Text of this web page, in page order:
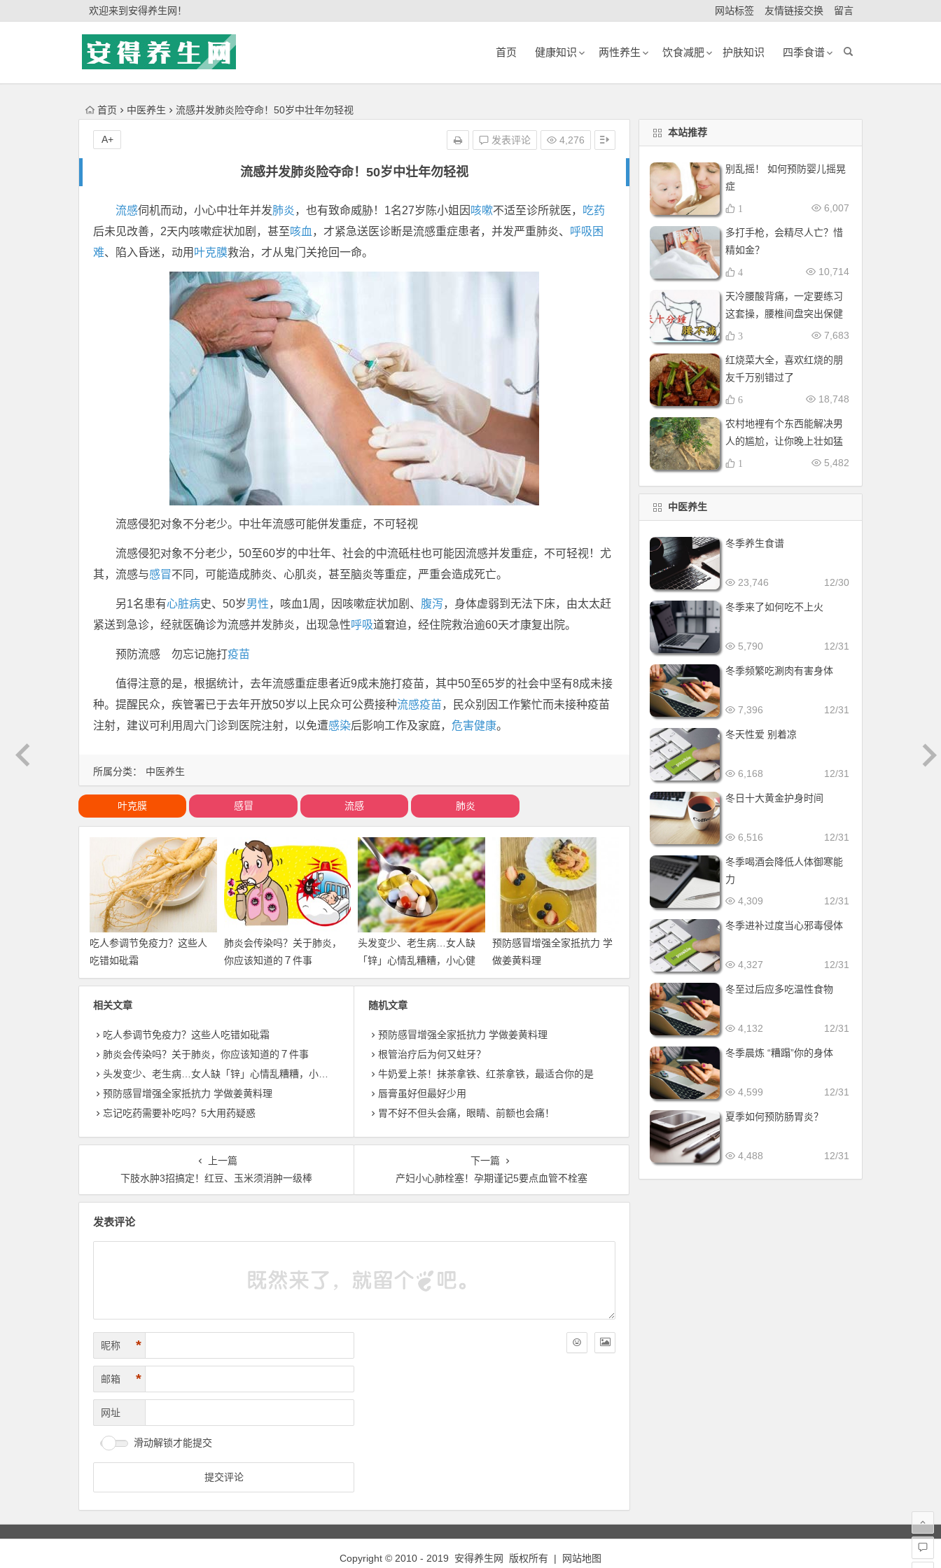
欢迎来到安得养生网！ 网站标签 友情链接交换 留言
首页 健康知识 两性养生 饮食减肥 护肤知识 四季食谱
首页 中医养生 流感并发肺炎险夺命！50岁中壮年勿轻视
流感并发肺炎险夺命！50岁中壮年勿轻视
发表评论 4,276
A+
所属分类： 中医养生
流感伺机而动，小心中壮年并发肺炎，也有致命威胁！1名27岁陈小姐因 咳嗽不适至诊所就医，
吃药
后未见改善，2天内咳嗽症状加剧，甚至咳血 ，才紧急送医诊断是流感重症患者，并发严重肺炎、
呼吸困
难、陷入昏迷，动用 叶克膜救治，才从鬼门关抢回一命。
流感侵犯对象不分老少。中壮年流感可能併发重症，不可轻视
流感侵犯对象不分老少，50至60岁的中壮年、社会的中流砥柱也可能因流感并发重症，不可轻视！尤
其，流感与感冒不同，可能造成肺炎、心肌炎，甚至脑炎等重症，严重会造成死亡。
另1名患有心脏病史、50岁男性，咳血1周，因咳嗽症状加剧、 腹泻，身体虚弱到无法下床，由太太赶
紧送到急诊，经就医确诊为流感并发肺炎，出现急性呼吸道窘迫，经住院救治逾60天才康复出院。
预防流感 勿忘记施打疫苗
值得注意的是，根据统计，去年流感重症患者近9成未施打疫苗，其中50至65岁的社会中坚有8成未接
种。提醒民众，疾管署已于去年开放50岁以上民众可公费接种流感疫苗，民众别因工作繁忙而未接种疫苗
注射，建议可利用周六门诊到医院注射，以免遭感染后影响工作及家庭， 危害健康。
叶克膜 感冒 流感 肺炎
吃人参调节免疫力？这些人
吃错如砒霜
肺炎会传染吗？关于肺炎，
你应该知道的７件事
头发变少、老生病…女人缺
「锌」心情乱糟糟，小心健
康危机
预防感冒增强全家抵抗力 学
做姜黄料理
相关文章
吃人参调节免疫力？这些人吃错如砒霜
肺炎会传染吗？关于肺炎，你应该知道的７件事
头发变少、老生病…女人缺「锌」心情乱糟糟，小心健康危机
预防感冒增强全家抵抗力 学做姜黄料理
忘记吃药需要补吃吗？5大用药疑惑
随机文章
预防感冒增强全家抵抗力 学做姜黄料理
根管治疗后为何又蛀牙？
牛奶爱上茶！抹茶拿铁、红茶拿铁，最适合你的是
唇膏虽好但最好少用
胃不好不但头会痛，眼睛、前额也会痛！
上一篇
下肢水肿3招搞定！红豆、玉米须消肿一级棒
下一篇
产妇小心肺栓塞！孕期谨记5要点血管不栓塞
发表评论
昵称 *
邮箱 *
网址
滑动解锁才能提交
本站推荐
别乱摇！ 如何预防婴儿摇晃
症
6,007
1
多打手枪，会精尽人亡？惜
精如金？
10,714
4
天冷腰酸背痛，一定要练习
这套操，腰椎间盘突出保健
操，全套收好！每天十分钟
7,683
3
红烧菜大全，喜欢红烧的朋
友千万别错过了
18,748
6
农村地裡有个东西能解决男
人的尴尬，让你晚上壮如猛
牛床受不了
5,482
1
中医养生
冬季养生食谱
12/30
23,746
冬季来了如何吃不上火
12/31
5,790
冬季频繁吃涮肉有害身体
12/31
7,396
冬天性爱 别着凉
12/31
6,168
冬日十大黄金护身时间
12/31
6,516
冬季喝酒会降低人体御寒能
力
12/31
4,309
冬季进补过度当心邪毒侵体
12/31
4,327
冬至过后应多吃温性食物
12/31
4,132
冬季晨炼 “糟蹋”你的身体
12/31
4,599
夏季如何预防肠胃炎？
12/31
4,488
Copyright © 2010 - 2019 安得养生网 版权所有 | 网站地图